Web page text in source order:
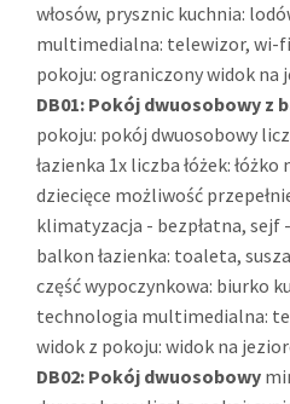
włosów, prysznic kuchnia:
multimedialna: telewizor, wi-fi
pokoju: ograniczony widok na
DB01: Pokój dwuosobowy z
pokoju: pokój dwuosobowy
łazienka 1x liczba łóżek: łóżko
dziecięce możliwość
klimatyzacja - bezpłatna, sejf
balkon łazienka: toaleta,
część wypoczynkowa: biurko
technologia multimedialna:
widok z pokoju: widok na
DB02: Pokój dwuosobowy